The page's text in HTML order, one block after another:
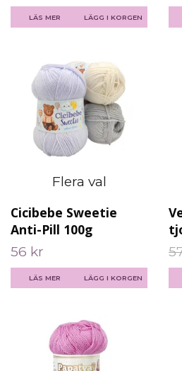
LÄS MER LÄGG I KORGEN
Flera val
Cicibebe Sweetie
Anti-Pill 100g
56 kr
LÄS MER LÄGG I KORGEN